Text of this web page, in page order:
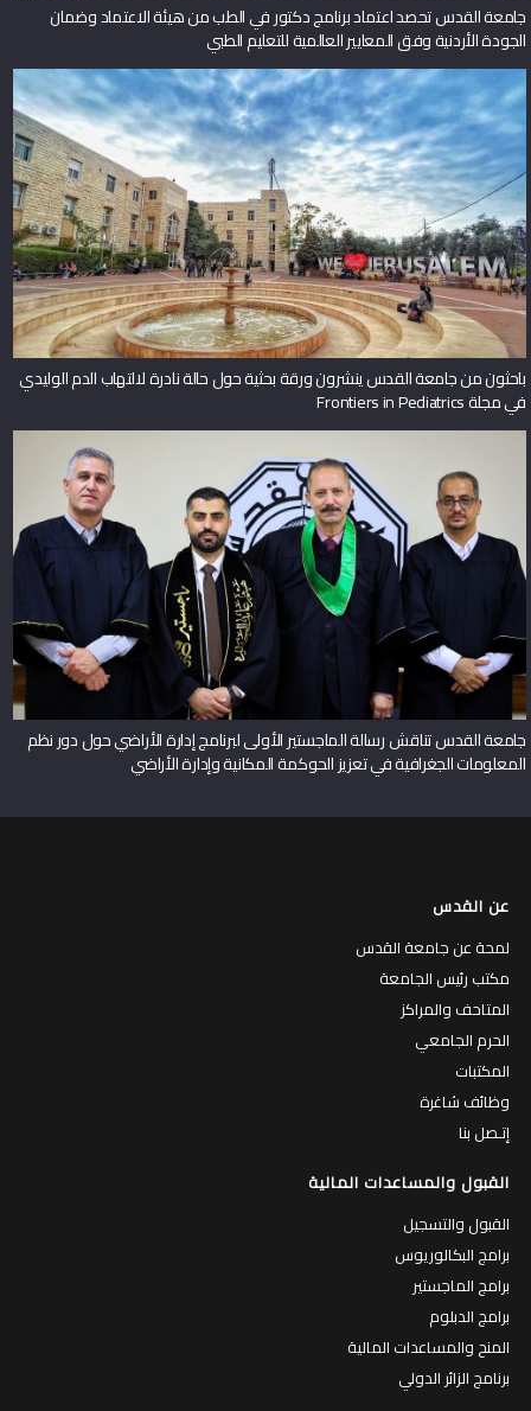
جامعة القدس تحصد اعتماد برنامج دكتور في الطب من هيئة الاعتماد وضمان
الجودة الأردنية وفق المعايير العالمية للتعليم الطبي
باحثون من جامعة القدس ينشرون ورقة بحثية حول حالة نادرة لالتهاب الدم الوليدي
في مجلة Frontiers in Pediatrics
جامعة القدس تناقش رسالة الماجستير الأولى لبرنامج إدارة الأراضي حول دور نظم
المعلومات الجغرافية في تعزيز الحوكمة المكانية وإدارة الأراضي
عن القدس
لمحة عن جامعة القدس
مكتب رئيس الجامعة
المتاحف والمراكز
الحرم الجامعي
المكتبات
وظائف شاغرة
إتـصل بنا
القبول والمساعدات المالية
القبول والتسجيل
برامج البكالوريوس
برامج الماجستير
برامج الدبلوم
المنح والمساعدات المالية
برنامج الزائر الدولي